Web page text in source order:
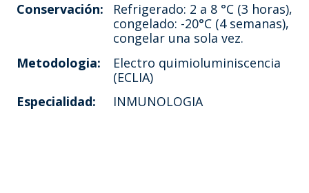
Conservación:
Refrigerado: 2 a 8 °C (3 horas),
congelado: -20°C (4 semanas),
congelar una sola vez.
Metodologia:
Electro quimioluminiscencia
(ECLIA)
Especialidad:
INMUNOLOGIA